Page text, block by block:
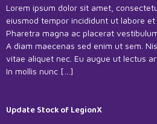
Lorem ipsum dolor sit amet,
eiusmod tempor incididunt ut labore et
Pharetra magna ac placerat
A diam maecenas sed enim ut sem.
vitae aliquet nec. Eu augue ut lectus
In mollis nunc […]
Update Stock of LegionX